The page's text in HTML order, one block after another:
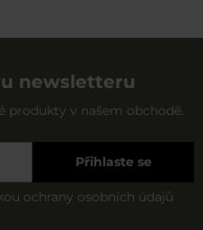
newsletteru
produkty v našem obchodě.
Přihlaste se
ochrany osobních údajů